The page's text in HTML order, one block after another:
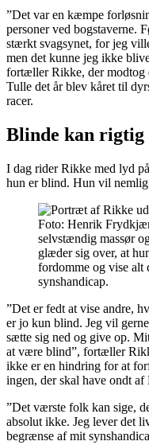
”Det var en kæmpe
personer ved bogstaverne.
stærkt svagsynet, for jeg
men det kunne jeg ikke
fortæller Rikke, der modtog
Tulle det år blev kåret til
racer.
Blinde kan rigtig
I dag rider Rikke med lyd
hun er blind. Hun vil
Foto: Henrik
selvstændig massør
glæder sig over, at
fordomme og vise alt
synshandicap.
”Det er fedt at vise andre,
er jo kun blind. Jeg vil
sætte sig ned og give op.
at være blind”, fortæller
ikke er en hindring for at
ingen, der skal have ondt af
”Det værste folk kan sige,
absolut ikke. Jeg lever det
begrænse af mit